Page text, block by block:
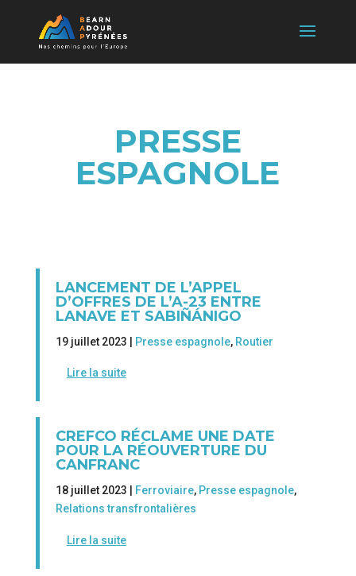
PRESSE
ESPAGNOLE
LANCEMENT DE L’APPEL
D’OFFRES DE L’A-23 ENTRE
LANAVE ET SABIÑÁNIGO
19 juillet 2023 | Presse espagnole, Routier
Lire la suite
CREFCO RÉCLAME UNE DATE
POUR LA RÉOUVERTURE DU
CANFRANC
18 juillet 2023 | Ferroviaire, Presse espagnole,
Relations transfrontalières
Lire la suite